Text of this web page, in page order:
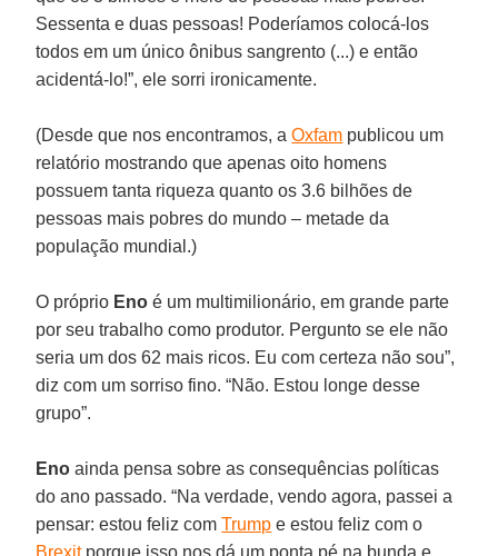
Sessenta e duas pessoas! Poderíamos colocá-los
todos em um único ônibus sangrento (...) e então
acidentá-lo!”, ele sorri ironicamente.
(Desde que nos encontramos, aOxfam publicou um
relatório mostrando que apenas oito homens
possuem tanta riqueza quanto os 3.6 bilhões de
pessoas mais pobres do mundo – metade da
população mundial.)
O próprio Eno é um multimilionário, em grande parte
por seu trabalho como produtor. Pergunto se ele não
seria um dos 62 mais ricos. Eu com certeza não sou”,
diz com um sorriso fino. “Não. Estou longe desse
grupo”.
Eno ainda pensa sobre as consequências políticas
do ano passado. “Na verdade, vendo agora, passei a
pensar: estou feliz comTrump e estou feliz com o
Brexitporque isso nos dá um ponta pé na bunda e